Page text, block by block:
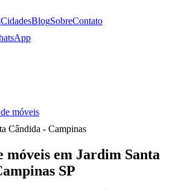
CidadesBlogSobreContato
móveis
Cândida - Campinas
móveis em Jardim Santa
SP